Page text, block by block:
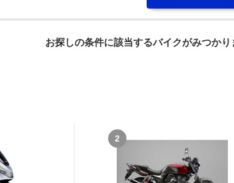
お探しの条件に該当するバイクがみつかり
2